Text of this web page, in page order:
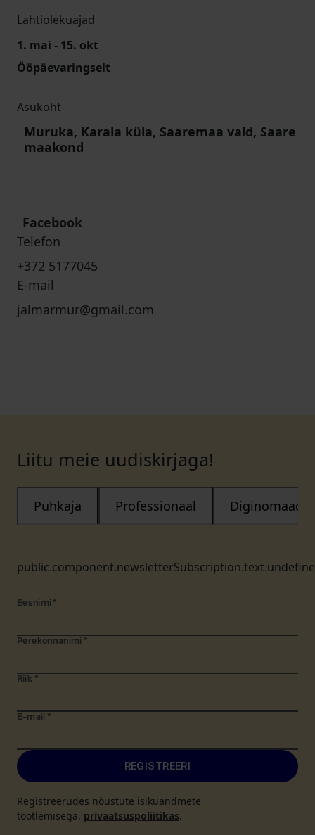
Lahtiolekuajad
1. mai - 15. okt
Ööpäevaringselt
Asukoht
Muruka, Karala küla, Saaremaa vald, Saare
maakond
Facebook
Telefon
+372 5177045
E-mail
jalmarmur@gmail.com
Liitu meie uudiskirjaga!
Puhkaja Professionaal Diginomaad
Eesnimi *
Perekonnanimi *
Riik *
E-mail *
REGISTREERI
Registreerudes nõustute isikuandmete
töötlemisega. privaatsuspoliitikas.